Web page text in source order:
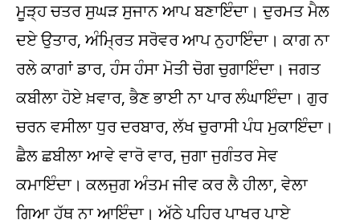
ਮੂੜ੍ਹ ਚਤਰ ਸੁਘੜ ਸੁਜਾਨ ਆਪ ਬਣਾਇੰਦਾ। ਦੁਰਮਤ ਮੈਲ
ਦਏ ਉਤਾਰ, ਅੰਮ੍ਰਿਤ ਸਰੋਵਰ ਆਪ ਨੁਹਾਇੰਦਾ। ਕਾਗ ਨਾ
ਰਲੇ ਕਾਗਾਂ ਡਾਰ, ਹੰਸ ਹੰਸਾ ਮੋਤੀ ਚੋਗ ਚੁਗਾਇੰਦਾ। ਜਗਤ
ਕਬੀਲਾ ਹੋਏ ਖ਼ਵਾਰ, ਭੈਣ ਭਾਈ ਨਾ ਪਾਰ ਲੰਘਾਇੰਦਾ। ਗੁਰ
ਚਰਨ ਵਸੀਲਾ ਧੁਰ ਦਰਬਾਰ, ਲੱਖ ਚੁਰਾਸੀ ਪੰਧ ਮੁਕਾਇੰਦਾ।
ਛੈਲ ਛਬੀਲਾ ਆਵੇ ਵਾਰੋ ਵਾਰ, ਜੁਗਾ ਜੁਗੰਤਰ ਸੇਵ
ਕਮਾਇੰਦਾ। ਕਲਜੁਗ ਅੰਤਮ ਜੀਵ ਕਰ ਲੈ ਹੀਲਾ, ਵੇਲਾ
ਗਿਆ ਹੱਥ ਨਾ ਆਇੰਦਾ। ਅੱਠੇ ਪਹਿਰ ਪਾਖਰ ਪਾਏ